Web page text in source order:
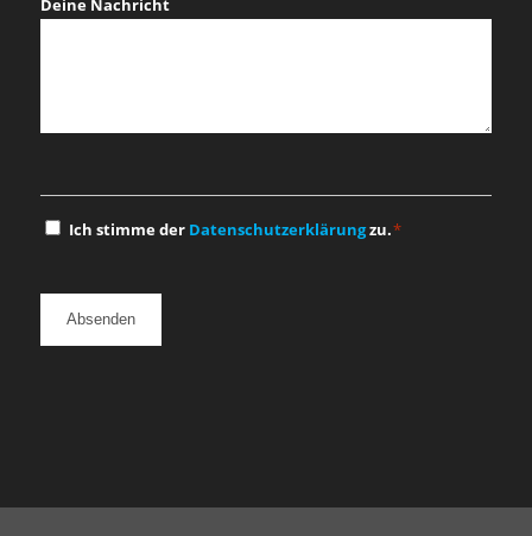
Deine Nachricht
Einwilligung
Ich stimme der Datenschutzerklärungzu.*